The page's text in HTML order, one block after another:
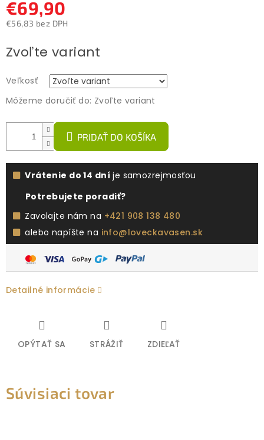
€69,90
€56,83 bez DPH
cena:
Zvoľte variant
Veľkosť
Môžeme doručiť do: Zvoľte variant
PRIDAŤ DO KOŠÍKA
Vrátenie do 14 dní je samozrejmosťou
Potrebujete poradiť?
Zavolajte nám na +421 908 138 480
alebo napíšte na info@loveckavasen.sk
Detailné informácie
OPÝTAŤ SA STRÁŽIŤ ZDIEĽAŤ
Súvisiaci tovar